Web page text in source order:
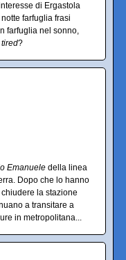
di Ergastola
farfuglia frasi
farfuglia nel sonno,
tired?
Emanuele della linea
Dopo che lo hanno
la stazione
a transitare a
in metropolitana...